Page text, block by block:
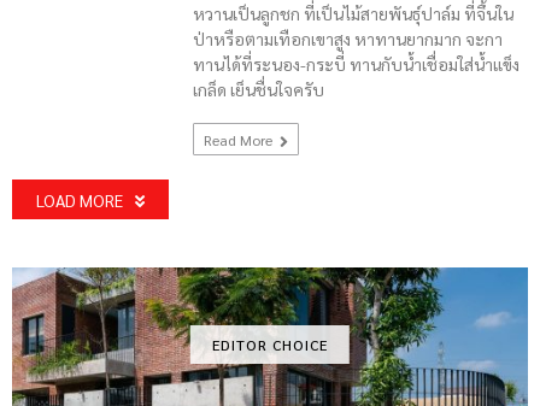
หวานเป็นลูกชก ที่เป็นไม้สายพันธุ์ปาล์ม ที่จึ้นใน
ป่าหรือตามเทือกเขาสูง หาทานยากมาก จะกา
ทานได้ที่ระนอง-กระบี่ ทานกับน้ำเชื่อมใส่น้ำแข็ง
เกล็ด เย็นชื่นใจครับ
Read More
LOAD MORE
EDITOR CHOICE